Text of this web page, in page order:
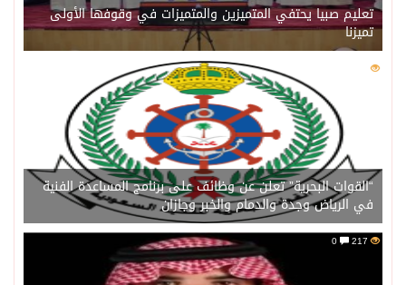
تعليم صبيا يحتفي المتميزين والمتميزات في وقوفها الأولى
تميزنا
216
“القوات البحرية” تعلن عن وظائف على برنامج المساعدة الفنية
في الرياض وجدة والدمام والخبر وجازان
217